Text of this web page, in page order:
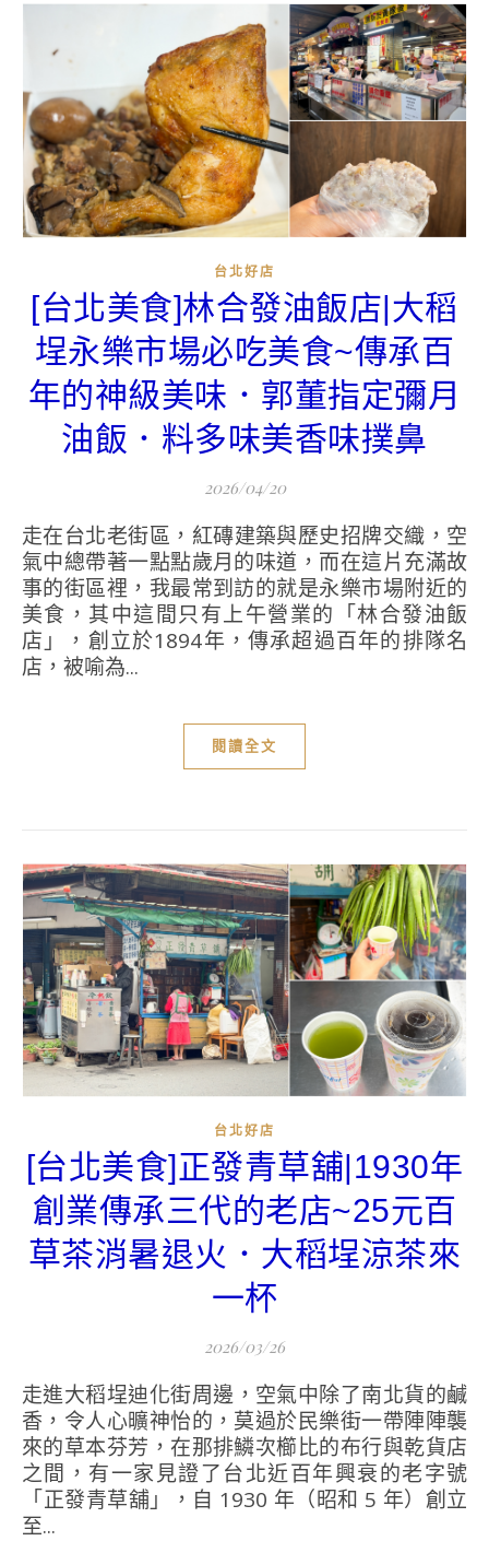
台北好店
[台北美食]林合發油飯店|大稻
埕永樂市場必吃美食~傳承百
年的神級美味．郭董指定彌月
油飯．料多味美香味撲鼻
2026/04/20
走在台北老街區，紅磚建築與歷史招牌交織，空
氣中總帶著一點點歲月的味道，而在這片充滿故
事的街區裡，我最常到訪的就是永樂市場附近的
美食，其中這間只有上午營業的「林合發油飯
店」，創立於1894年，傳承超過百年的排隊名
店，被喻為...
閱讀全文
台北好店
[台北美食]正發青草舖|1930年
創業傳承三代的老店~25元百
草茶消暑退火．大稻埕涼茶來
一杯
2026/03/26
走進大稻埕迪化街周邊，空氣中除了南北貨的鹹
香，令人心曠神怡的，莫過於民樂街一帶陣陣襲
來的草本芬芳，在那排鱗次櫛比的布行與乾貨店
之間，有一家見證了台北近百年興衰的老字號
「正發青草舖」，自 1930 年（昭和 5 年）創立
至...